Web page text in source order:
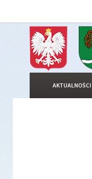
AKTUALNOŚCI